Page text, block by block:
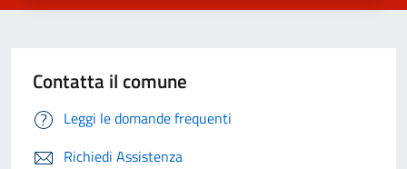
Contatta il comune
Leggi le domande frequenti
Richiedi Assistenza